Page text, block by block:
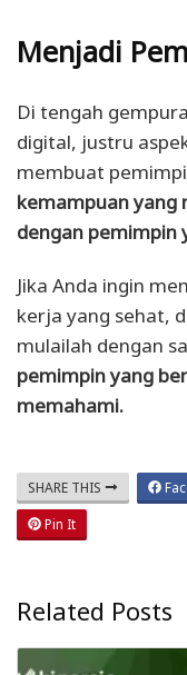
Menjadi
Di tengah
digital, justru
membuat
kemampuan yang
dengan pemimpin
Jika Anda ingin
kerja yang sehat,
mulailah dengan
pemimpin yang
memahami.
SHARE THIS
Pin It
Related Posts